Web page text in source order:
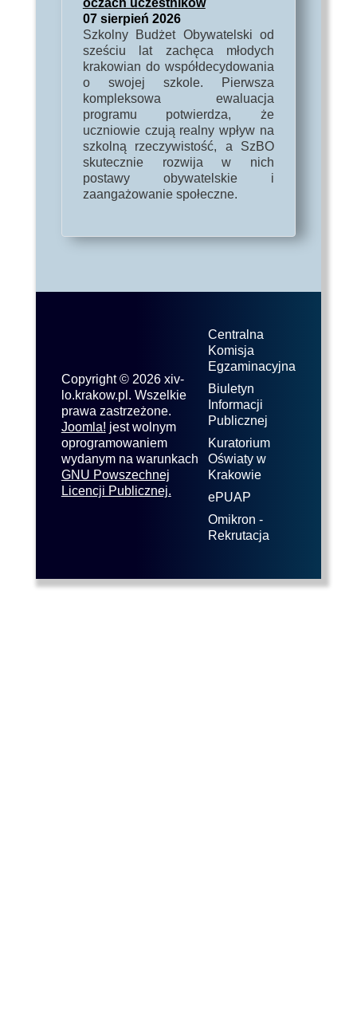
oczach uczestników
07 sierpień 2026
Szkolny Budżet Obywatelski od
sześciu lat zachęca młodych
krakowian do współdecydowania
o swojej szkole. Pierwsza
kompleksowa ewaluacja
programu potwierdza, że
uczniowie czują realny wpływ na
szkolną rzeczywistość, a SzBO
skutecznie rozwija w nich
postawy obywatelskie i
zaangażowanie społeczne.
Copyright © 2026 xiv-
lo.krakow.pl. Wszelkie
prawa zastrzeżone.
Joomla! jest wolnym
oprogramowaniem
wydanym na warunkach
GNU Powszechnej
Licencji Publicznej.
Centralna
Komisja
Egzaminacyjna
Biuletyn
Informacji
Publicznej
Kuratorium
Oświaty w
Krakowie
ePUAP
Omikron -
Rekrutacja